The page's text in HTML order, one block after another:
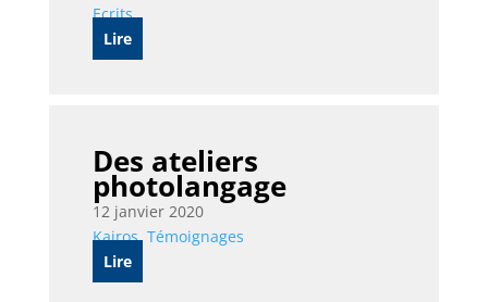
Ecrits
Lire
Des ateliers
photolangage
12 janvier 2020
Kairos, Témoignages
Lire